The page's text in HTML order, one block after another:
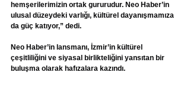
hemşerilerimizin ortak gururudur. Neo Haber’in
ulusal düzeydeki varlığı, kültürel dayanışmamıza
da güç katıyor,” dedi.
Neo Haber’in lansmanı, İzmir’in kültürel
çeşitliliğini ve siyasal birlikteliğini yansıtan bir
buluşma olarak hafızalara kazındı.